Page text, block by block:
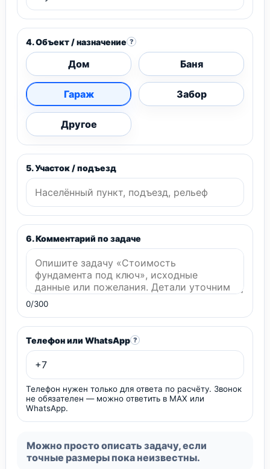
4. Объект / назначение ?
Дом Баня
Гараж Забор
Другое
5. Участок / подъезд
6. Комментарий по задаче
0/300
Телефон или WhatsApp ?
Телефон нужен только для ответа по расчёту. Звонок
не обязателен — можно ответить в MAX или
WhatsApp.
Можно просто описать задачу, если
точные размеры пока неизвестны.